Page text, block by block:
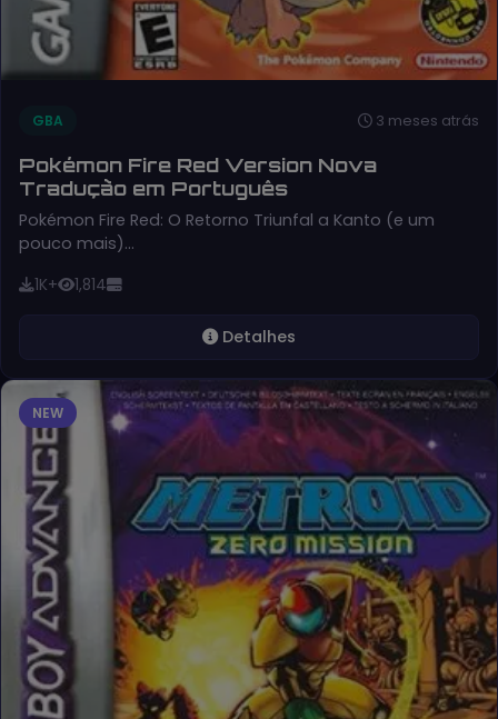
GBA 3 meses atrás
Pokémon Fire Red Version Nova
Tradução em Português
Pokémon Fire Red: O Retorno Triunfal a Kanto (e um
pouco mais)…
1K+ 1,814
Detalhes
NEW